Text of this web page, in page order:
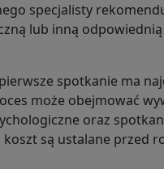
specjalisty
lub inną
spotkanie ma
może obejmować
oraz
są ustalane przed